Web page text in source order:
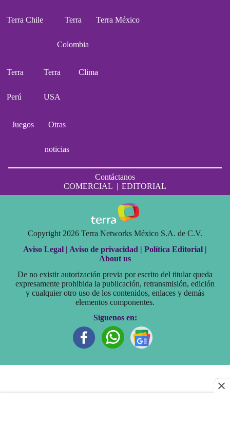
Terra Chile Terra
Colombia
Terra México
Terra
Perú
Terra
USA
Clima
Juegos Otras
noticias
Contáctanos
COMERCIAL | EDITORIAL
Copyright 2026 Terra Networks México S.A. de C.V.
Aviso Legal | Aviso de privacidad | Política Editorial |
About us
De no existir autorización previa por escrito del titular queda
expresamente prohibida la publicación, retransmisión, edición
y cualquier otro uso de los contenidos, enlaces y demás
elementos componentes.
Síguenos en: